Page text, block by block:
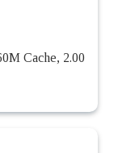
Cache, 2.00